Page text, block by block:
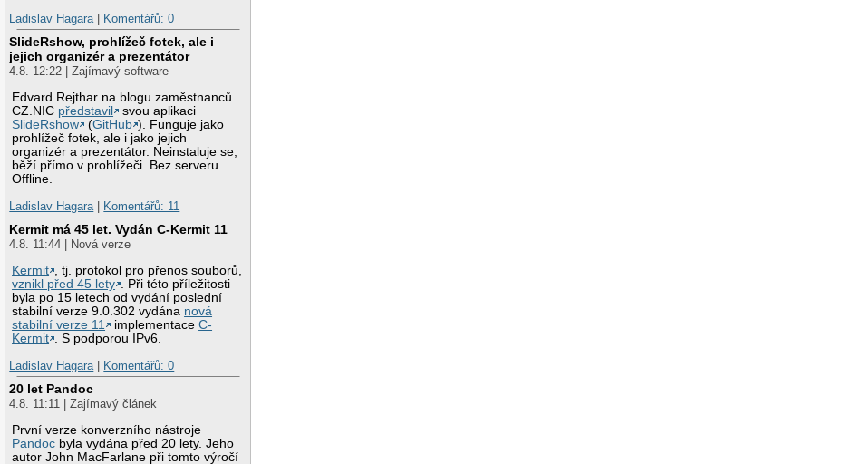
Ladislav Hagara | Komentářů: 0
SlideRshow, prohlížeč fotek, ale i
jejich organizér a prezentátor
4.8. 12:22 | Zajímavý software
Edvard Rejthar na blogu zaměstnanců
CZ.NIC představil
svou aplikaci
SlideRshow
(GitHub ). Funguje jako
prohlížeč fotek, ale i jako jejich
organizér a prezentátor. Neinstaluje se,
běží přímo v prohlížeči. Bez serveru.
Offline.
Ladislav Hagara | Komentářů: 11
Kermit má 45 let. Vydán C-Kermit 11
4.8. 11:44 | Nová verze
Kermit
, tj. protokol pro přenos souborů,
vznikl před 45 lety
. Při této příležitosti
byla po 15 letech od vydání poslední
stabilní verze 9.0.302 vydána nová
stabilní verze 11
implementaceC-
Kermit
. S podporou IPv6.
Ladislav Hagara | Komentářů: 0
20 let Pandoc
4.8. 11:11 | Zajímavý článek
První verze konverzního nástroje
Pandoc byla vydána před 20 lety. Jeho
autor John MacFarlane při tomto výročí